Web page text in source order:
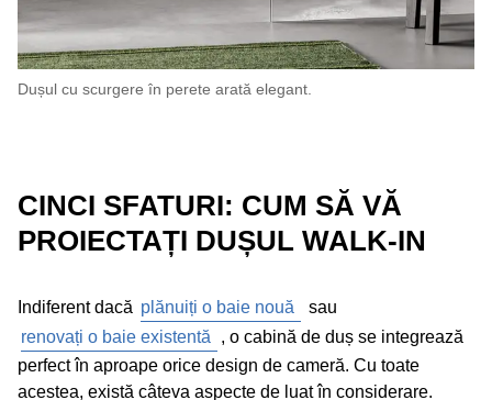
Dușul cu scurgere în perete arată elegant.
CINCI SFATURI: CUM SĂ VĂ
PROIECTAȚI DUȘUL WALK-IN
Indiferent dacă plănuiți o baie nouă
sau
renovați o baie existentă
, o cabină de duș se integrează
perfect în aproape orice design de cameră. Cu toate
acestea, există câteva aspecte de luat în considerare.